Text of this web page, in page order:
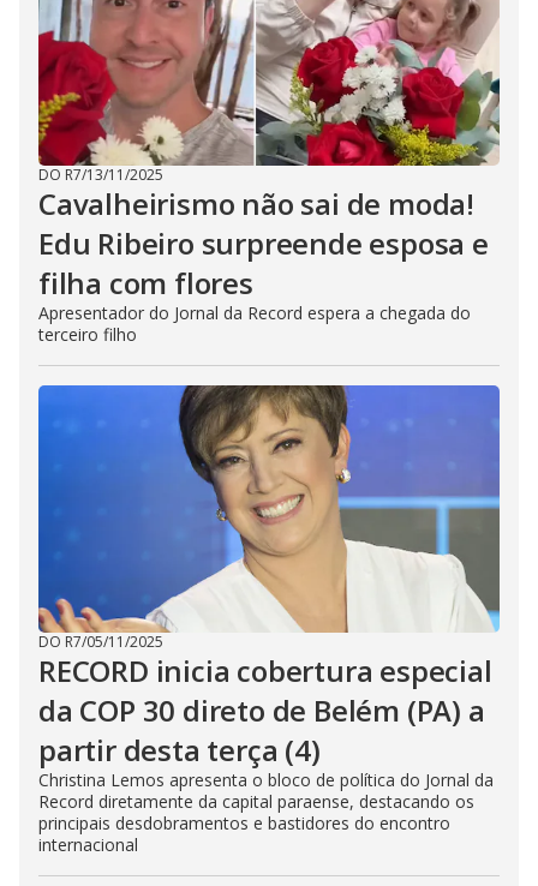
DO R7/13/11/2025
Cavalheirismo não sai de moda!
Edu Ribeiro surpreende esposa e
filha com flores
Apresentador do Jornal da Record espera a chegada do
terceiro filho
DO R7/05/11/2025
RECORD inicia cobertura especial
da COP 30 direto de Belém (PA) a
partir desta terça (4)
Christina Lemos apresenta o bloco de política do Jornal da
Record diretamente da capital paraense, destacando os
principais desdobramentos e bastidores do encontro
internacional